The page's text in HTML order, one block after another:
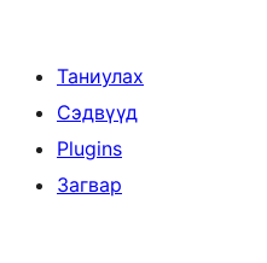
Таниулах
Сэдвүүд
Plugins
Загвар